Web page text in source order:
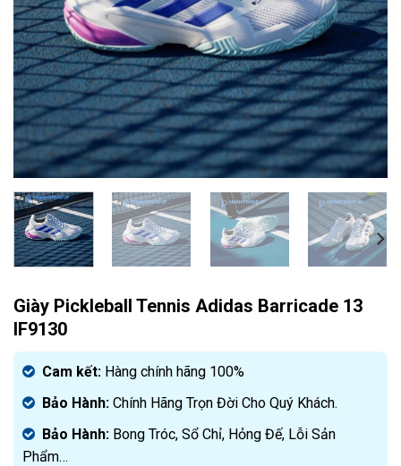
Giày Pickleball Tennis Adidas Barricade 13
IF9130
Cam kết: Hàng chính hãng 100%
Bảo Hành: Chính Hãng Trọn Đời Cho Quý Khách.
Bảo Hành: Bong Tróc, Sổ Chỉ, Hỏng Đế, Lỗi Sản
Phẩm…